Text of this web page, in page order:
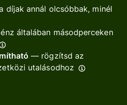
díjak annál olcsóbbak, minél
általában másodperceken
— rögzítsd az
utalásodhoz